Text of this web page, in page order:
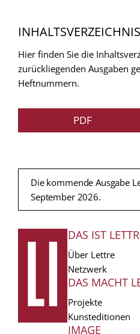
Hier finden Sie die
zurückliegenden Ausgaben
Heftnummern.
PDF
Die kommende Ausgabe
September 2026.
FUSSZEILE
DAS IST
Über Lettre
Netzwerk
DAS MACHT
Projekte
Kunsteditionen
IMAGE